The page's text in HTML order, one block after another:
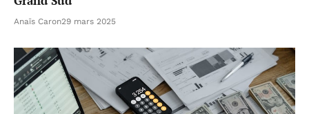
Anaïs Caron29 mars 2025